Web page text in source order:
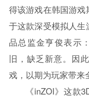
得该游戏在韩国游
于这款深受模拟人
品总监金亨俊表示
旧，缺乏新意。因
戏，以期为玩家带来
《inZOI》这款